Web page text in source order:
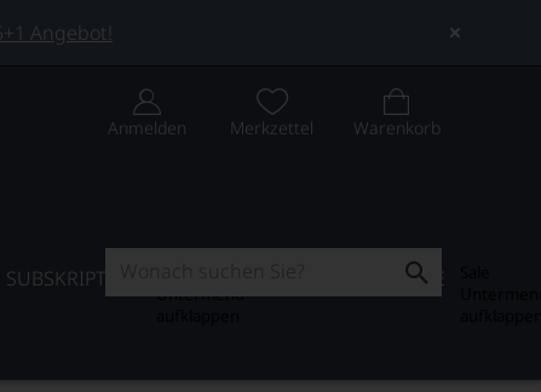
Angebot!
Anmelden Merkzettel Warenkorb
SUBSKRIPTION
Untermenü
SALE